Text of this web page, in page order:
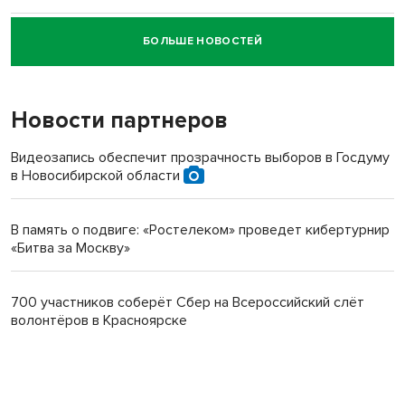
Новосибирский суд наказал водителя за смерть
пенсионерки на вокзале
БОЛЬШЕ НОВОСТЕЙ
Новости партнеров
Видеозапись обеспечит прозрачность выборов в Госдуму
в Новосибирской области
В память о подвиге: «Ростелеком» проведет кибертурнир
«Битва за Москву»
700 участников соберёт Сбер на Всероссийский слёт
волонтёров в Красноярске